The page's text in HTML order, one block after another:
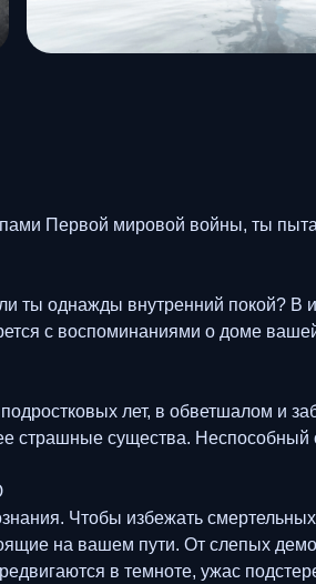
Первой мировой войны, ты
ты однажды внутренний покой? В
с воспоминаниями о доме
лет, в обветшалом и
страшные существа. Неспособный
Чтобы избежать
на вашем пути. От слепых
в темноте, ужас